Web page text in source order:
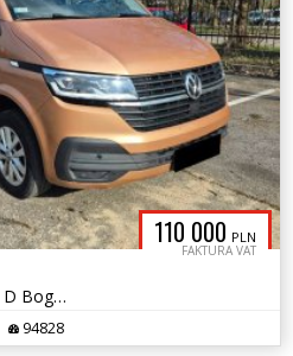
110 000 PLN
FAKTURA VAT
Volkswagen Transporter 2,0 D Bogate Wyposażenie Salon PL FV 23%
94828